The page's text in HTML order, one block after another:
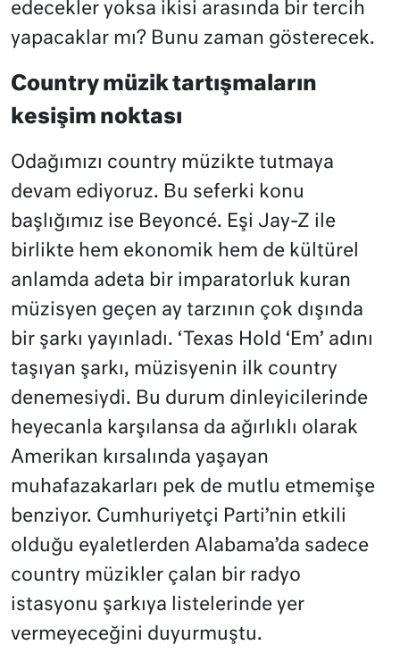
edecekler yoksa ikisi arasında bir tercih
yapacaklar mı? Bunu zaman gösterecek.
Country müzik tartışmaların
kesişim noktası
Odağımızı country müzikte tutmaya
devam ediyoruz. Bu seferki konu
başlığımız ise Beyoncé. Eşi Jay-Z ile
birlikte hem ekonomik hem de kültürel
anlamda adeta bir imparatorluk kuran
müzisyen geçen ay tarzının çok dışında
bir şarkı yayınladı. ‘Texas Hold ‘Em’ adını
taşıyan şarkı, müzisyenin ilk country
denemesiydi. Bu durum dinleyicilerinde
heyecanla karşılansa da ağırlıklı olarak
Amerikan kırsalında yaşayan
muhafazakarları pek de mutlu etmemişe
benziyor. Cumhuriyetçi Parti’nin etkili
olduğu eyaletlerden Alabama’da sadece
country müzikler çalan bir radyo
istasyonu şarkıya listelerinde yer
vermeyeceğini duyurmuştu.